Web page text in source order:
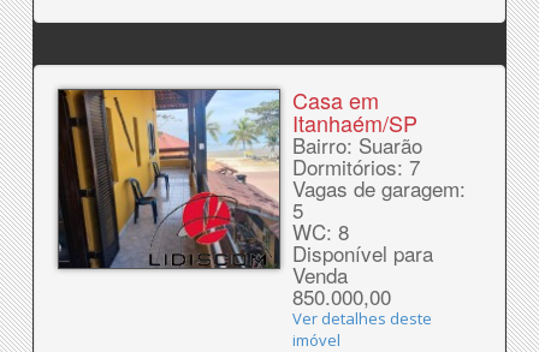
Casa em
Itanhaém/SP
Bairro: Suarão
Dormitórios: 7
Vagas de garagem:
5
WC: 8
Disponível para
Venda
850.000,00
Ver detalhes deste
imóvel